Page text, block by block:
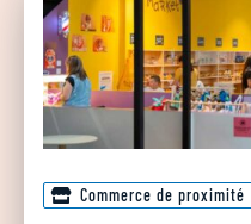
Commerce de proximité